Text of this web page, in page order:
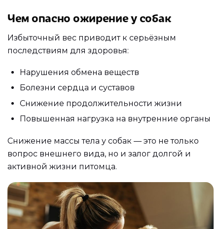
Чем опасно ожирение у собак
Избыточный вес приводит к серьёзным
последствиям для здоровья:
Нарушения обмена веществ
Болезни сердца и суставов
Снижение продолжительности жизни
Повышенная нагрузка на внутренние органы
Снижение массы тела у собак — это не только
вопрос внешнего вида, но и залог долгой и
активной жизни питомца.